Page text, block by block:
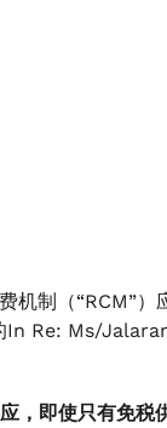
机制（“RCM”
In Re: Ms/
，即使只有免税